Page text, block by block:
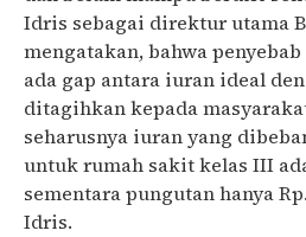
Idris sebagai direktur utama
mengatakan, bahwa
ada gap antara iuran ideal
ditagihkan kepada
seharusnya iuran yang
untuk rumah sakit kelas III
sementara pungutan hanya
Idris.